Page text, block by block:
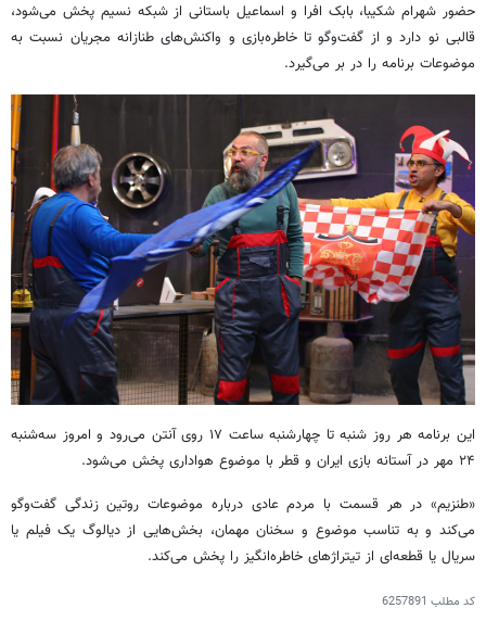
حضور شهرام شکیبا، بابک افرا و اسماعیل باستانی از شبکه نسیم پخش می‌شود،
قالبی نو دارد و از گفت‌وگو تا خاطره‌بازی و واکنش‌های طنازانه مجریان نسبت به
موضوعات برنامه را در بر می‌گیرد.
این برنامه هر روز شنبه تا چهارشنبه ساعت ۱۷ روی آنتن می‌رود و امروز سه‌شنبه
۲۴ مهر در آستانه بازی ایران و قطر با موضوع هواداری پخش می‌شود.
«طنزیم» در هر قسمت با مردم عادی درباره موضوعات روتین زندگی گفت‌وگو
می‌کند و به تناسب موضوع و سخنان مهمان، بخش‌هایی از دیالوگ یک فیلم یا
سریال یا قطعه‌ای از تیتراژهای خاطره‌انگیز را پخش می‌کند.
کد مطلب 6257891